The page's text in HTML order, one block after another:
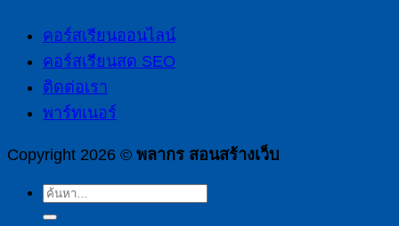
คอร์สเรียนออนไลน์
คอร์สเรียนสด SEO
ติดต่อเรา
พาร์ทเนอร์
Copyright 2026 © พลากร สอนสร้างเว็บ